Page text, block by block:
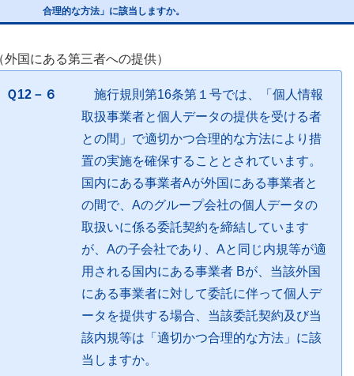
合理的な方法」に該当しますか。
外国にある第三者への提供）
Ｑ12－６
施行規則第16条第１号では、「個人情報
取扱事業者と個人データの提供を受ける者
との間」で適切かつ合理的な方法により措
置の実施を確保することとされています。
国内にある事業者Aが外国にある事業者と
の間で、Aのグループ会社の個人データの
取扱いに係る委託契約を締結しています
が、Aの子会社であり、Aと同じ内規等が適
用される国内にある事業者 Bが、当該外国
にある事業者に対して委託に伴って個人デ
ータを提供する場合、当該委託契約及び当
該内規等は「適切かつ合理的な方法」に該
当しますか。